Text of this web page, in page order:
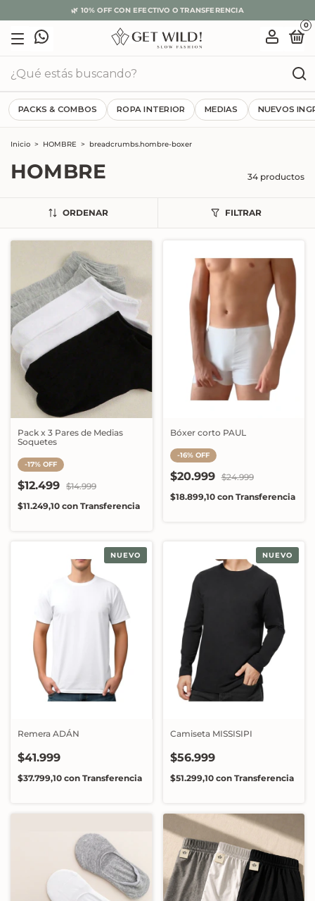
🌿 10% OFF CON EFECTIVO O TRANSFERENCIA
0
PACKS & COMBOS ROPA INTERIOR MEDIAS NUEVOS
Inicio > HOMBRE > breadcrumbs.hombre-boxer
HOMBRE 34 productos
ORDENAR FILTRAR
Pack x 3 Pares de Medias
Soquetes
-17% OFF
$12.499 $14.999
$11.249,10 con Transferencia
Bóxer corto PAUL
-16% OFF
$20.999 $24.999
$18.899,10 con Transferencia
NUEVO
Remera ADÁN
$41.999
$37.799,10 con Transferencia
NUEVO
Camiseta MISSISIPI
$56.999
$51.299,10 con Transferencia